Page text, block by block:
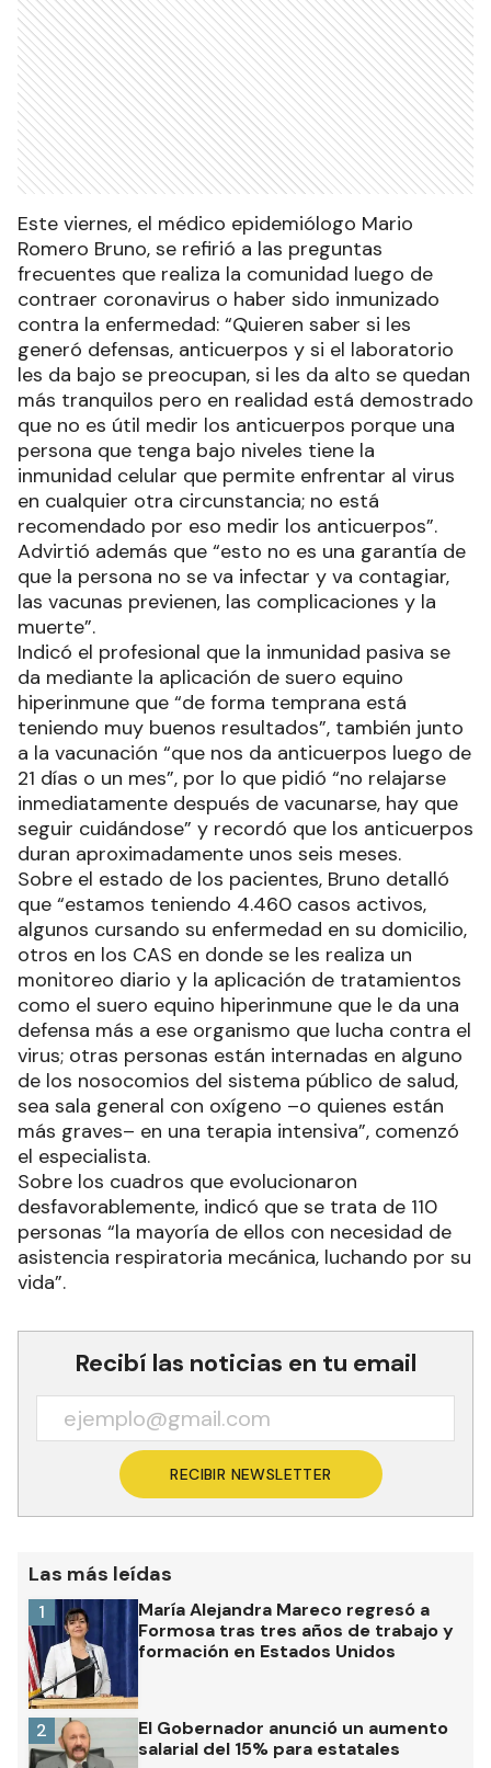
Este viernes, el médico epidemiólogo Mario
Romero Bruno, se refirió a las preguntas
frecuentes que realiza la comunidad luego de
contraer coronavirus o haber sido inmunizado
contra la enfermedad: “Quieren saber si les
generó defensas, anticuerpos y si el laboratorio
les da bajo se preocupan, si les da alto se quedan
más tranquilos pero en realidad está demostrado
que no es útil medir los anticuerpos porque una
persona que tenga bajo niveles tiene la
inmunidad celular que permite enfrentar al virus
en cualquier otra circunstancia; no está
recomendado por eso medir los anticuerpos”.
Advirtió además que “esto no es una garantía de
que la persona no se va infectar y va contagiar,
las vacunas previenen, las complicaciones y la
muerte”.
Indicó el profesional que la inmunidad pasiva se
da mediante la aplicación de suero equino
hiperinmune que “de forma temprana está
teniendo muy buenos resultados”, también junto
a la vacunación “que nos da anticuerpos luego de
21 días o un mes”, por lo que pidió “no relajarse
inmediatamente después de vacunarse, hay que
seguir cuidándose” y recordó que los anticuerpos
duran aproximadamente unos seis meses.
Sobre el estado de los pacientes, Bruno detalló
que “estamos teniendo 4.460 casos activos,
algunos cursando su enfermedad en su domicilio,
otros en los CAS en donde se les realiza un
monitoreo diario y la aplicación de tratamientos
como el suero equino hiperinmune que le da una
defensa más a ese organismo que lucha contra el
virus; otras personas están internadas en alguno
de los nosocomios del sistema público de salud,
sea sala general con oxígeno –o quienes están
más graves– en una terapia intensiva”, comenzó
el especialista.
Sobre los cuadros que evolucionaron
desfavorablemente, indicó que se trata de 110
personas “la mayoría de ellos con necesidad de
asistencia respiratoria mecánica, luchando por su
vida”.
Recibí las noticias en tu email
RECIBIR NEWSLETTER
Las más leídas
María Alejandra Mareco regresó a
Formosa tras tres años de trabajo y
formación en Estados Unidos
1
El Gobernador anunció un aumento
salarial del 15% para estatales
2